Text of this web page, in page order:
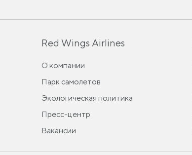
Red Wings Airlines
О компании
Парк самолетов
Экологическая политика
Пресс-центр
Вакансии